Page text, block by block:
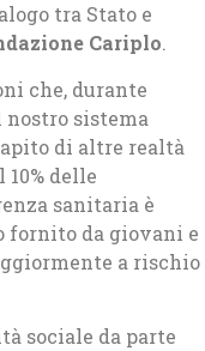
tra Stato e
Cariplo.
che, durante
nostro sistema
di altre realtà
delle
sanitaria è
fornito da giovani e
a rischio
sociale da parte